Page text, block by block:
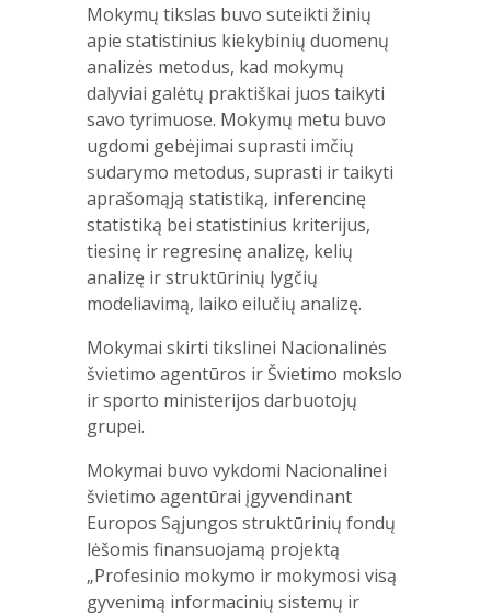
Mokymų tikslas buvo suteikti žinių
apie statistinius kiekybinių duomenų
analizės metodus, kad mokymų
dalyviai galėtų praktiškai juos taikyti
savo tyrimuose. Mokymų metu buvo
ugdomi gebėjimai suprasti imčių
sudarymo metodus, suprasti ir taikyti
aprašomąją statistiką, inferencinę
statistiką bei statistinius kriterijus,
tiesinę ir regresinę analizę, kelių
analizę ir struktūrinių lygčių
modeliavimą, laiko eilučių analizę.
Mokymai skirti tikslinei Nacionalinės
švietimo agentūros ir Švietimo mokslo
ir sporto ministerijos darbuotojų
grupei.
Mokymai buvo vykdomi Nacionalinei
švietimo agentūrai įgyvendinant
Europos Sąjungos struktūrinių fondų
lėšomis finansuojamą projektą
„Profesinio mokymo ir mokymosi visą
gyvenimą informacinių sistemų ir